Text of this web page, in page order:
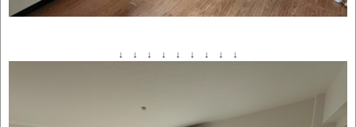
↓ ↓ ↓ ↓ ↓ ↓ ↓ ↓ ↓